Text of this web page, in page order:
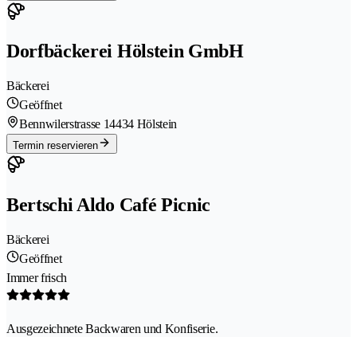
Dorfbäckerei Hölstein GmbH
Bäckerei
Geöffnet
Bennwilerstrasse 14434 Hölstein
Termin reservieren
Bertschi Aldo Café Picnic
Bäckerei
Geöffnet
Immer frisch
Ausgezeichnete Backwaren und Konfiserie.